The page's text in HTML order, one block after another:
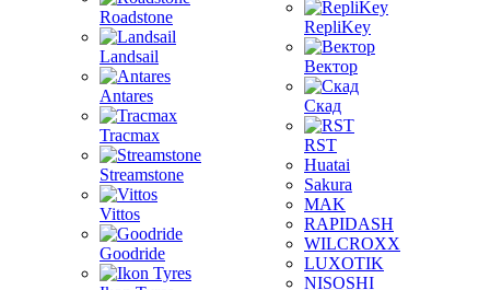
Roadstone
Landsail
Antares
Tracmax
Streamstone
Vittos
Goodride
RepliKey
Вектор
Скад
RST
Huatai
Sakura
MAK
RAPIDASH
WILCROXX
LUXOTIK
NISOSHI